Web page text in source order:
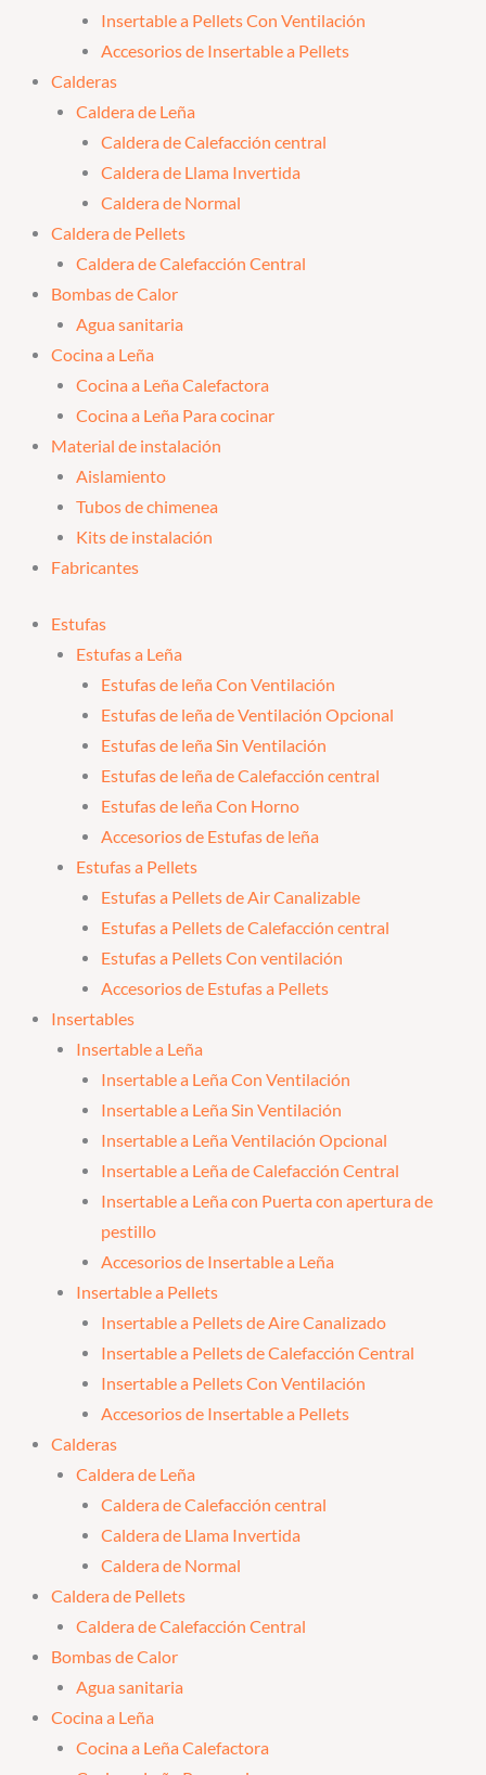
Insertable a Pellets Con Ventilación
Accesorios de Insertable a Pellets
Calderas
Caldera de Leña
Caldera de Calefacción central
Caldera de Llama Invertida
Caldera de Normal
Caldera de Pellets
Caldera de Calefacción Central
Bombas de Calor
Agua sanitaria
Cocina a Leña
Cocina a Leña Calefactora
Cocina a Leña Para cocinar
Material de instalación
Aislamiento
Tubos de chimenea
Kits de instalación
Fabricantes
Estufas
Estufas a Leña
Estufas de leña Con Ventilación
Estufas de leña de Ventilación Opcional
Estufas de leña Sin Ventilación
Estufas de leña de Calefacción central
Estufas de leña Con Horno
Accesorios de Estufas de leña
Estufas a Pellets
Estufas a Pellets de Air Canalizable
Estufas a Pellets de Calefacción central
Estufas a Pellets Con ventilación
Accesorios de Estufas a Pellets
Insertables
Insertable a Leña
Insertable a Leña Con Ventilación
Insertable a Leña Sin Ventilación
Insertable a Leña Ventilación Opcional
Insertable a Leña de Calefacción Central
Insertable a Leña con Puerta con apertura de
pestillo
Accesorios de Insertable a Leña
Insertable a Pellets
Insertable a Pellets de Aire Canalizado
Insertable a Pellets de Calefacción Central
Insertable a Pellets Con Ventilación
Accesorios de Insertable a Pellets
Calderas
Caldera de Leña
Caldera de Calefacción central
Caldera de Llama Invertida
Caldera de Normal
Caldera de Pellets
Caldera de Calefacción Central
Bombas de Calor
Agua sanitaria
Cocina a Leña
Cocina a Leña Calefactora